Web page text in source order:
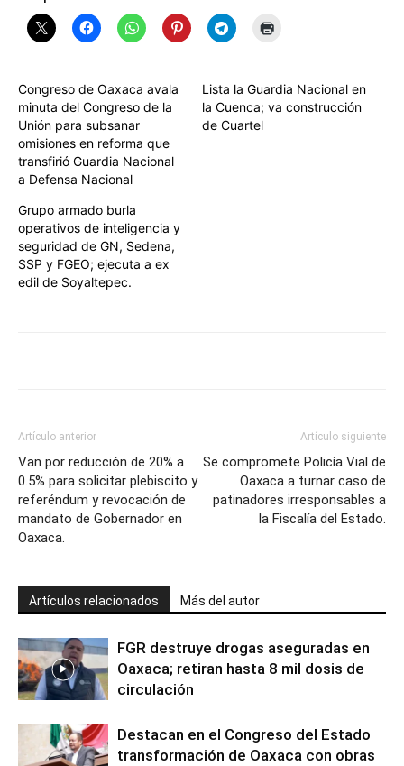
Congreso de Oaxaca avala
minuta del Congreso de la
Unión para subsanar
omisiones en reforma que
transfirió Guardia Nacional
a Defensa Nacional
Lista la Guardia Nacional en
la Cuenca; va construcción
de Cuartel
Grupo armado burla
operativos de inteligencia y
seguridad de GN, Sedena,
SSP y FGEO; ejecuta a ex
edil de Soyaltepec.
Artículo anterior
Van por reducción de 20% a
0.5% para solicitar plebiscito y
referéndum y revocación de
mandato de Gobernador en
Oaxaca.
Artículo siguiente
Se compromete Policía Vial de
Oaxaca a turnar caso de
patinadores irresponsables a
la Fiscalía del Estado.
Artículos relacionados Más del autor
FGR destruye drogas aseguradas en
Oaxaca; retiran hasta 8 mil dosis de
circulación
Destacan en el Congreso del Estado
transformación de Oaxaca con obras